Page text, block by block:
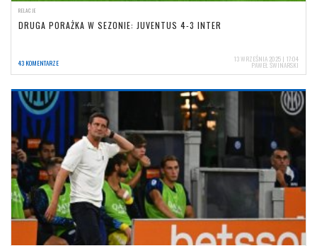
RELACJE
DRUGA PORAŻKA W SEZONIE: JUVENTUS 4-3 INTER
43 KOMENTARZE 13 WRZEŚNIA 2025 | 17:04
PAWEŁ ŚWINARSKI